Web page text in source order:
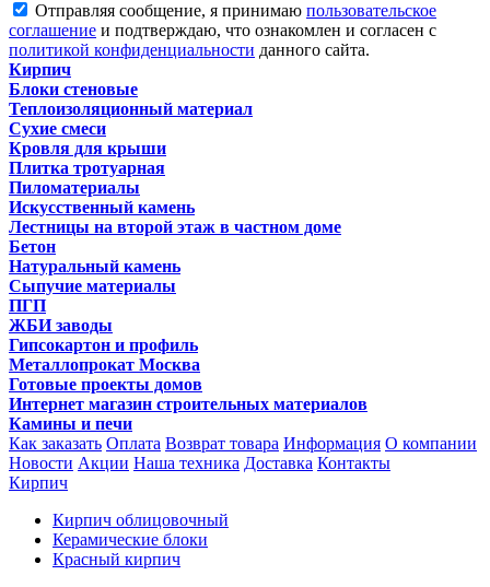
Отправляя сообщение, я принимаю пользовательское
соглашение и подтверждаю, что ознакомлен и согласен с
политикой конфиденциальности данного сайта.
Кирпич
Блоки стеновые
Теплоизоляционный материал
Сухие смеси
Кровля для крыши
Плитка тротуарная
Пиломатериалы
Искусственный камень
Лестницы на второй этаж в частном доме
Бетон
Натуральный камень
Сыпучие материалы
ПГП
ЖБИ заводы
Гипсокартон и профиль
Металлопрокат Москва
Готовые проекты домов
Интернет магазин строительных материалов
Камины и печи
Как заказать Оплата Возврат товара Информация О компании
Новости Акции Наша техника Доставка Контакты
Кирпич
Кирпич облицовочный
Керамические блоки
Красный кирпич